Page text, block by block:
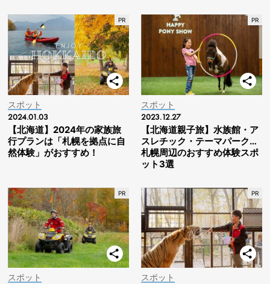
スポット
2024.01.03
【北海道】2024年の家族旅
行プランは「札幌を拠点に自
然体験」がおすすめ！
スポット
2023.12.27
【北海道親子旅】水族館・ア
スレチック・テーマパーク…
札幌周辺のおすすめ体験スポ
ット3選
スポット スポット